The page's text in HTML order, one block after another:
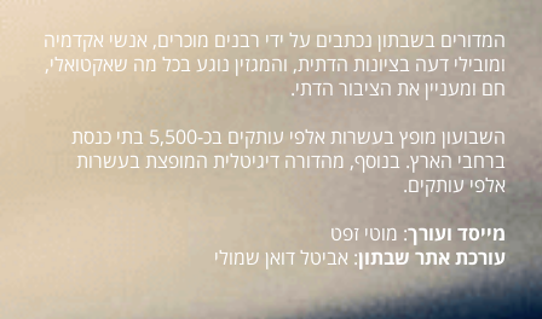
המדורים בשבתון נכתבים על ידי רבנים מוכרים, אנשי אקדמיה
ומובילי דעה בציונות הדתית, והמגזין נוגע בכל מה שאקטואלי,
חם ומעניין את הציבור הדתי.
השבועון מופץ בעשרות אלפי עותקים בכ-5,500 בתי כנסת
ברחבי הארץ. בנוסף, מהדורה דיגיטלית המופצת בעשרות
אלפי עותקים.
מייסד ועורך: מוטי זפט
עורכת אתר שבתון: אביטל דואן שמולי